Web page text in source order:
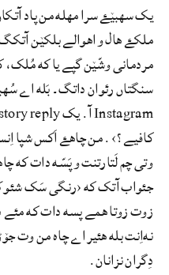
یک سھبێۓ سرا مھله من پاد
ملکۓ ھال و اھوالے بلکێن
مردمانی وشّێن گپے یا که
سنگتاں رئوان داتگ۔ بَله اے
کافیے؟›. من چاهۓ اَکس شپا
وتی چم لَتارتنت و پَسّه دات
جئواب آتک که ‹رنگی سَک
زوت زوتا ھمے پسه دات که
نه‌اِنت بله ھئیر اے چاه من
دِگران نزانان.